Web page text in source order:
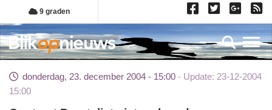
Overslaan
en
naar
de
gaan
9 graden
donderdag, 23. december 2004 - 15:00
Update: 23-12-2004
15:00